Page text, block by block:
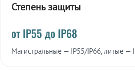
Степень защиты
от IP55 до IP68
Магистральные — IP55/IP66, литые —